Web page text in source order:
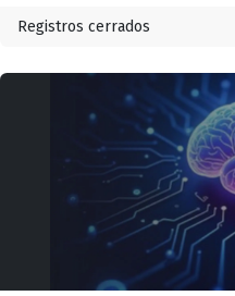
Registros cerrados